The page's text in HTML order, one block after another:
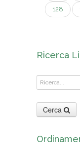
128
Ricerca
Cerca